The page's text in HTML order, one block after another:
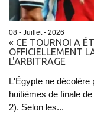
08 - Juillet - 2026
« CE TOURNOI A
OFFICIELLEMENT
L'ARBITRAGE
L'Égypte ne décolère
huitièmes de finale
2). Selon les...